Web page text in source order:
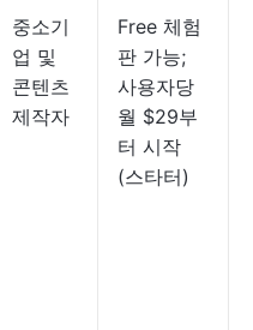
중소기
업 및
콘텐츠
제작자
Free 체험
판 가능;
사용자당
월 $29부
터 시작
(스타터)